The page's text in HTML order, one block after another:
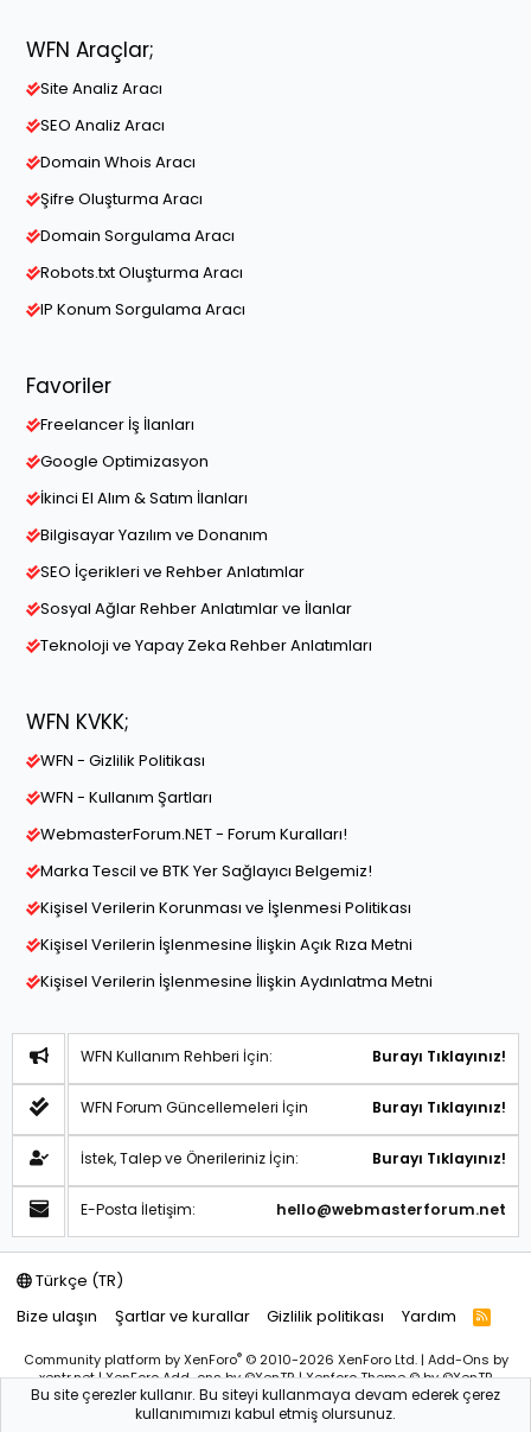
WFN Araçlar;
Site Analiz Aracı
SEO Analiz Aracı
Domain Whois Aracı
Şifre Oluşturma Aracı
Domain Sorgulama Aracı
Robots.txt Oluşturma Aracı
IP Konum Sorgulama Aracı
Favoriler
Freelancer İş İlanları
Google Optimizasyon
İkinci El Alım & Satım İlanları
Bilgisayar Yazılım ve Donanım
SEO İçerikleri ve Rehber Anlatımlar
Sosyal Ağlar Rehber Anlatımlar ve İlanlar
Teknoloji ve Yapay Zeka Rehber Anlatımları
WFN KVKK;
WFN - Gizlilik Politikası
WFN - Kullanım Şartları
WebmasterForum.NET - Forum Kuralları!
Marka Tescil ve BTK Yer Sağlayıcı Belgemiz!
Kişisel Verilerin Korunması ve İşlenmesi Politikası
Kişisel Verilerin İşlenmesine İlişkin Açık Rıza Metni
Kişisel Verilerin İşlenmesine İlişkin Aydınlatma Metni
WFN Kullanım Rehberi İçin: Burayı Tıklayınız!
WFN Forum Güncellemeleri İçin Burayı Tıklayınız!
İstek, Talep ve Önerileriniz İçin: Burayı Tıklayınız!
E-Posta İletişim: hello@webmasterforum.net
Türkçe (TR)
Bize ulaşın
Şartlar ve kurallar Gizlilik politikası Yardım
R
S
Community platform by XenForo® © 2010-2026 XenForo Ltd.| Add-Ons by
xentr.net |XenForo Add-onsby ©XenTR|Xenforo Theme© by ©XenTR
Sitemiz bünyesindeki içerikleri izinsiz kullananlar hakkında T.C.K
kanun ve yönetmeliklerine göre yasal işlem başlatılacağını
Bu site çerezler kullanır. Bu siteyi kullanmaya devam ederek çerez
kullanımımızı kabul etmiş olursunuz.